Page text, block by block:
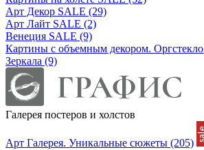
Арт Декор SALE (29)
Арт Лайт SALE (2)
Венеция SALE (9)
Картины с объемным декором. Оргстекло
Зеркала (9)
Галерея постеров и холстов
Арт Галерея. Уникальные сюжеты (205)